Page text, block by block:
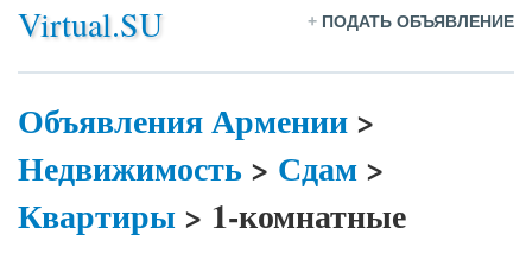
Virtual.SU + ПОДАТЬ ОБЪЯВЛЕНИЕ
Объявления Армении>
Недвижимость > Сдам>
Квартиры> 1-комнатные